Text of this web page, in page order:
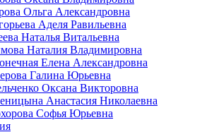
Ольга Александровна
Аделя Равильевна
Наталья Витальевна
Наталия Владимировна
Елена Александровна
Галина Юрьевна
Оксана Викторовна
Анастасия Николаевна
Софья Юрьевна